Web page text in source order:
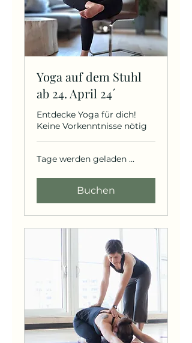
Yoga auf dem Stuhl
ab 24. April 24´
Entdecke Yoga für dich!
Keine Vorkenntnisse nötig
Tage werden geladen ...
Buchen